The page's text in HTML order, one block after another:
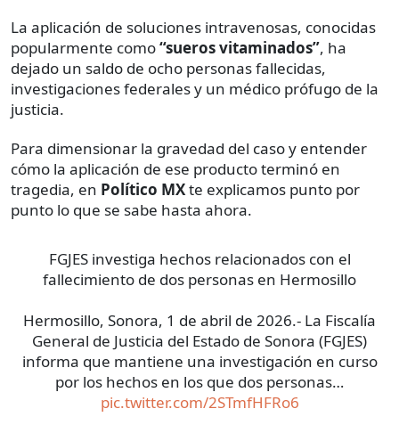
La aplicación de soluciones intravenosas, conocidas
popularmente como“sueros vitaminados”, ha
dejado un saldo de ocho personas fallecidas,
investigaciones federales y un médico prófugo de la
justicia.
Para dimensionar la gravedad del caso y entender
cómo la aplicación de ese producto terminó en
tragedia, en Político MXte explicamos punto por
punto lo que se sabe hasta ahora.
FGJES investiga hechos relacionados con el
fallecimiento de dos personas en Hermosillo
Hermosillo, Sonora, 1 de abril de 2026.- La Fiscalía
General de Justicia del Estado de Sonora (FGJES)
informa que mantiene una investigación en curso
por los hechos en los que dos personas…
pic.twitter.com/2STmfHFRo6